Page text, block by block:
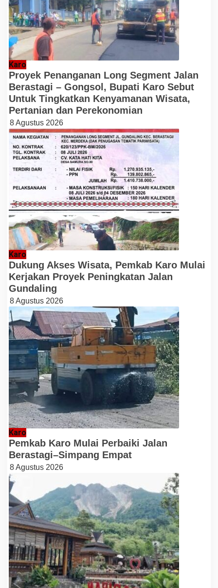
Karo
Proyek Penanganan Long Segment Jalan
Berastagi – Gongsol, Bupati Karo Sebut
Untuk Tingkatkan Kenyamanan Wisata,
Pertanian dan Perekonomian
8 Agustus 2026
Karo
Dukung Akses Wisata, Pemkab Karo Mulai
Kerjakan Proyek Peningkatan Jalan
Gundaling
8 Agustus 2026
Karo
Pemkab Karo Mulai Perbaiki Jalan
Berastagi–Simpang Empat
8 Agustus 2026